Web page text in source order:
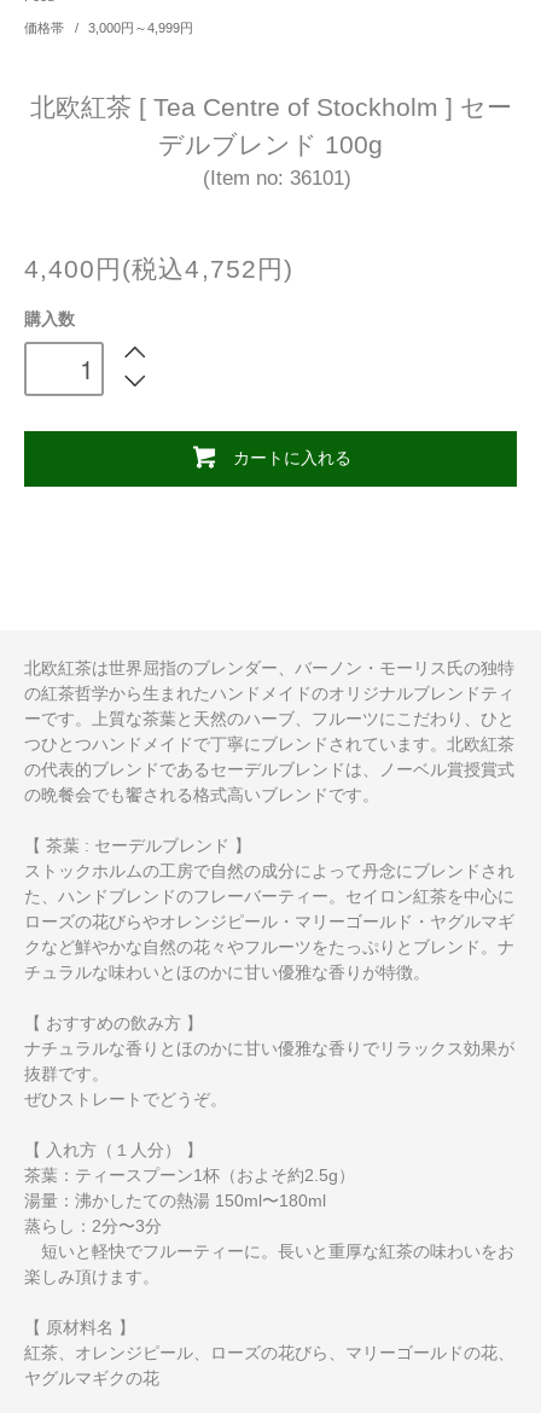
価格帯 / 3,000円～4,999円
北欧紅茶 [ Tea Centre of Stockholm ] セー
デルブレンド 100g
(Item no: 36101)
4,400円(税込4,752円)
購入数
カートに入れる
北欧紅茶は世界屈指のブレンダー、バーノン・モーリス氏の独特
の紅茶哲学から生まれたハンドメイドのオリジナルブレンドティ
ーです。上質な茶葉と天然のハーブ、フルーツにこだわり、ひと
つひとつハンドメイドで丁寧にブレンドされています。北欧紅茶
の代表的ブレンドであるセーデルブレンドは、ノーベル賞授賞式
の晩餐会でも饗される格式高いブレンドです。
【 茶葉 : セーデルブレンド 】
ストックホルムの工房で自然の成分によって丹念にブレンドされ
た、ハンドブレンドのフレーバーティー。セイロン紅茶を中心に
ローズの花びらやオレンジピール・マリーゴールド・ヤグルマギ
クなど鮮やかな自然の花々やフルーツをたっぷりとブレンド。ナ
チュラルな味わいとほのかに甘い優雅な香りが特徴。
【 おすすめの飲み方 】
ナチュラルな香りとほのかに甘い優雅な香りでリラックス効果が
抜群です。
ぜひストレートでどうぞ。
【 入れ方（１人分） 】
茶葉：ティースプーン1杯（およそ約2.5g）
湯量：沸かしたての熱湯 150ml〜180ml
蒸らし：2分〜3分
短いと軽快でフルーティーに。長いと重厚な紅茶の味わいをお
楽しみ頂けます。
【 原材料名 】
紅茶、オレンジピール、ローズの花びら、マリーゴールドの花、
ヤグルマギクの花